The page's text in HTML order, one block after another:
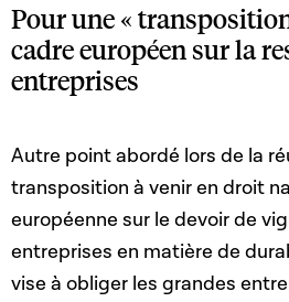
Pour une «
cadre européen sur la
entreprises
Autre point abordé lors de la
transposition à venir en droit
européenne sur le devoir de
entreprises en matière de
vise à obliger les grandes